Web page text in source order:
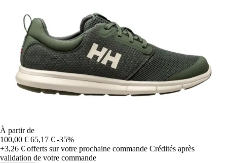
À partir de
100,00 € 65,17 € -35%
+3,26 € offerts sur votre prochaine commande Crédités après
validation de votre commande